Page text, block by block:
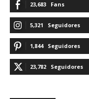
23,683 Fans
5,321 Seguidores
1,844 Seguidores
23,782 Seguidores